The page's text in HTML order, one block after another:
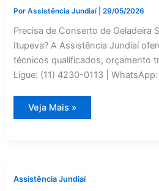
PorAssistência Jundiaí |29/05/2026
Precisa de Conserto de Geladeira
Itupeva? A Assistência Jundiaí
técnicos qualificados, orçamento
Ligue: (11) 4230-0113 |
Liebherr
Geladeira
—
Assistência
Veja Mais »
Assistência Jundiaí